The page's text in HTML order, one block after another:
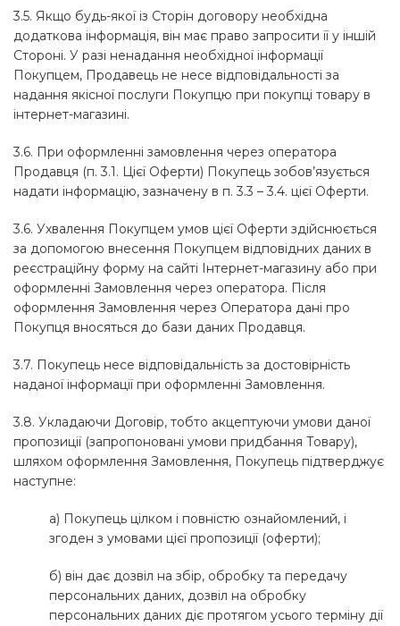
3.5. Якщо будь-якої із Сторін договору необхідна
додаткова інформація, він має право запросити її у іншій
Стороні. У разі ненадання необхідної інформації
Покупцем, Продавець не несе відповідальності за
надання якісної послуги Покупцю при покупці товару в
інтернет-магазині.
3.6. При оформленні замовлення через оператора
Продавця (п. 3.1. Цієї Оферти) Покупець зобов’язується
надати інформацію, зазначену в п. 3.3 – 3.4. цієї Оферти.
3.6. Ухвалення Покупцем умов цієї Оферти здійснюється
за допомогою внесення Покупцем відповідних даних в
реєстраційну форму на сайті Інтернет-магазину або при
оформленні Замовлення через оператора. Після
оформлення Замовлення через Оператора дані про
Покупця вносяться до бази даних Продавця.
3.7. Покупець несе відповідальність за достовірність
наданої інформації при оформленні Замовлення.
3.8. Укладаючи Договір, тобто акцептуючи умови даної
пропозиції (запропоновані умови придбання Товару),
шляхом оформлення Замовлення, Покупець підтверджує
наступне:
а) Покупець цілком і повністю ознайомлений, і
згоден з умовами цієї пропозиції (оферти);
б) він дає дозвіл на збір, обробку та передачу
персональних даних, дозвіл на обробку
персональних даних діє протягом усього терміну дії